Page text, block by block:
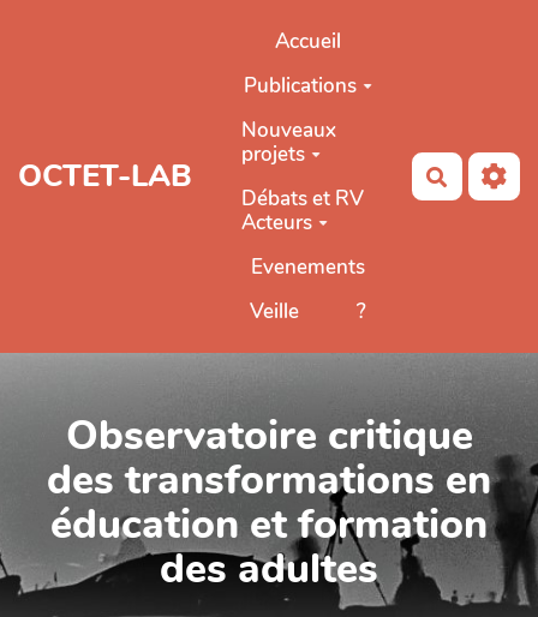
OCTET-LAB
Accueil
Publications
Nouveaux
projets
Débats et RV
Acteurs
Evenements
Veille
?
Observatoire critique
des transformations en
éducation et formation
des adultes